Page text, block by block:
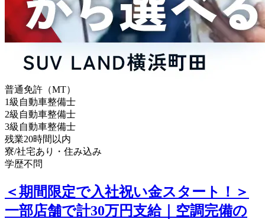
普通免許（MT）
1級自動車整備士
2級自動車整備士
3級自動車整備士
残業20時間以内
寮/社宅あり・住み込み
学歴不問
＜期間限定で入社祝い金スタート！＞
一部店舗で計30万円支給｜空調完備の